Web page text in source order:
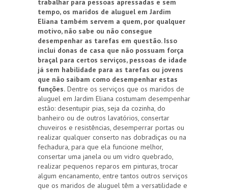
trabalhar para pessoas apressadas e sem
tempo, os maridos de aluguel em Jardim
Eliana também servem a quem, por qualquer
motivo, não sabe ou não consegue
desempenhar as tarefas em questão. Isso
inclui donas de casa que não possuam força
braçal para certos serviços, pessoas de idade
já sem habilidade para as tarefas ou jovens
que não saibam como desempenhar estas
funções. Dentre os serviços que os maridos de
aluguel em Jardim Eliana costumam desempenhar
estão: desentupir pias, seja da cozinha, do
banheiro ou de outros lavatórios, consertar
chuveiros e resistências, desemperrar portas ou
realizar qualquer conserto nas dobradiças ou na
fechadura, para que ela funcione melhor,
consertar uma janela ou um vidro quebrado,
realizar pequenos reparos em pinturas, trocar
algum encanamento, entre tantos outros serviços
que os maridos de aluguel têm a versatilidade e